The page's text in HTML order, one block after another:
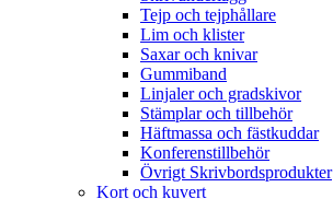
Tejp och tejphållare
Lim och klister
Saxar och knivar
Gummiband
Linjaler och gradskivor
Stämplar och tillbehör
Häftmassa och fästkuddar
Konferenstillbehör
Övrigt Skrivbordsprodukter
Kort och kuvert